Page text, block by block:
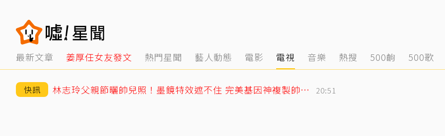
最新文章 姜厚任女友發文 熱門星聞 藝人動態 電影 電視 音樂 熱搜 500齣 500歌
快訊 林志玲父親節曬帥兒照！墨鏡特效遮不住 完美基因神複製帥出新高度 20:51